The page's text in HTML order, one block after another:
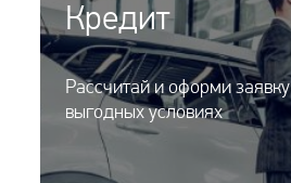
Кредит
Рассчитай и оформи
выгодных условиях